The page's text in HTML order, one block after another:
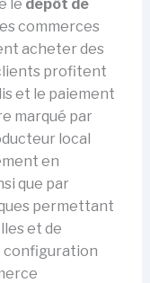
le dépôt de
commerces
acheter des
profitent
et le paiement
marqué par
local
en
que par
permettant
et de
configuration